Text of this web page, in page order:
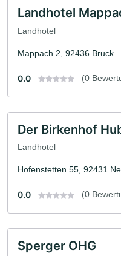
Landhotel
Landhotel
Mappach 2, 92436 Bruck
0.0 (0
Der Birkenhof
Landhotel
Hofenstetten 55, 92431
0.0 (0
Sperger OHG